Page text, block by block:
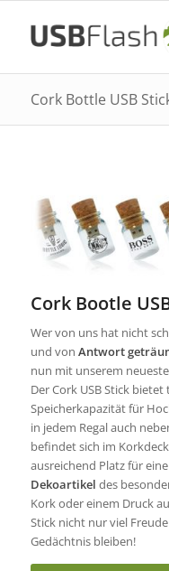
Cork Bottle USB
Cork Bootle
Wer von uns hat nicht
und von Antwort
nun mit unserem
Der Cork USB Stick
Speicherkapazität für
in jedem Regal auch
befindet sich im
ausreichend Platz für eine
Dekoartikel des
Kork oder einem Druck
Stick nicht nur viel
Gedächtnis bleiben!